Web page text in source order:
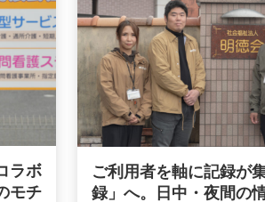
ラボ
モチ
ご利用者を軸に記録が
録」へ。日中・夜間の